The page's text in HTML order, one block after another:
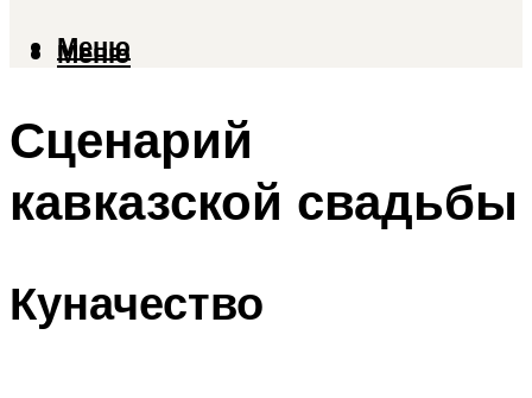
Меню
Меню
Сценарий
кавказской свадьбы
Куначество